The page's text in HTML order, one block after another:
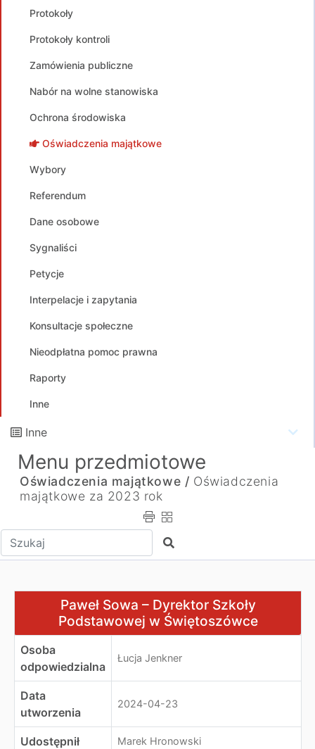
Protokoły
Protokoły kontroli
Zamówienia publiczne
Nabór na wolne stanowiska
Ochrona środowiska
Oświadczenia majątkowe
Wybory
Referendum
Dane osobowe
Sygnaliści
Petycje
Interpelacje i zapytania
Konsultacje społeczne
Nieodpłatna pomoc prawna
Raporty
Inne
Inne
Menu przedmiotowe
Oświadczenia majątkowe / Oświadczenia
majątkowe za 2023 rok
Wpisz tekst do wyszukania Szukaj
Paweł Sowa – Dyrektor Szkoły Podstawowej w
Paweł Sowa – Dyrektor Szkoły
Podstawowej w Świętoszówce
Osoba
odpowiedzialna
Łucja Jenkner
Data
utworzenia
2024-04-23
Udostępnił Marek Hronowski